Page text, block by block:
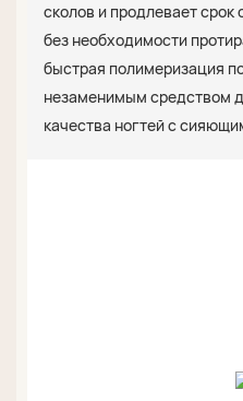
сколов и продлевает
без необходимости
быстрая полимеризация
незаменимым средством
качества ногтей с